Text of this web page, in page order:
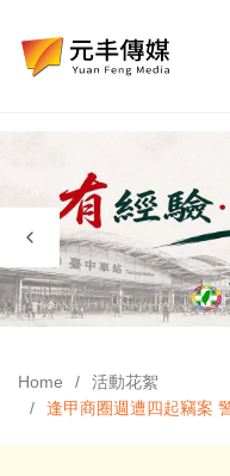
Home
活動花絮
逢甲商圈週遭四起竊案